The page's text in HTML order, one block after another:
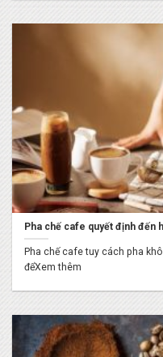
Pha chế cafe quyết định đến
Pha chế cafe tuy cách pha
đểXem thêm